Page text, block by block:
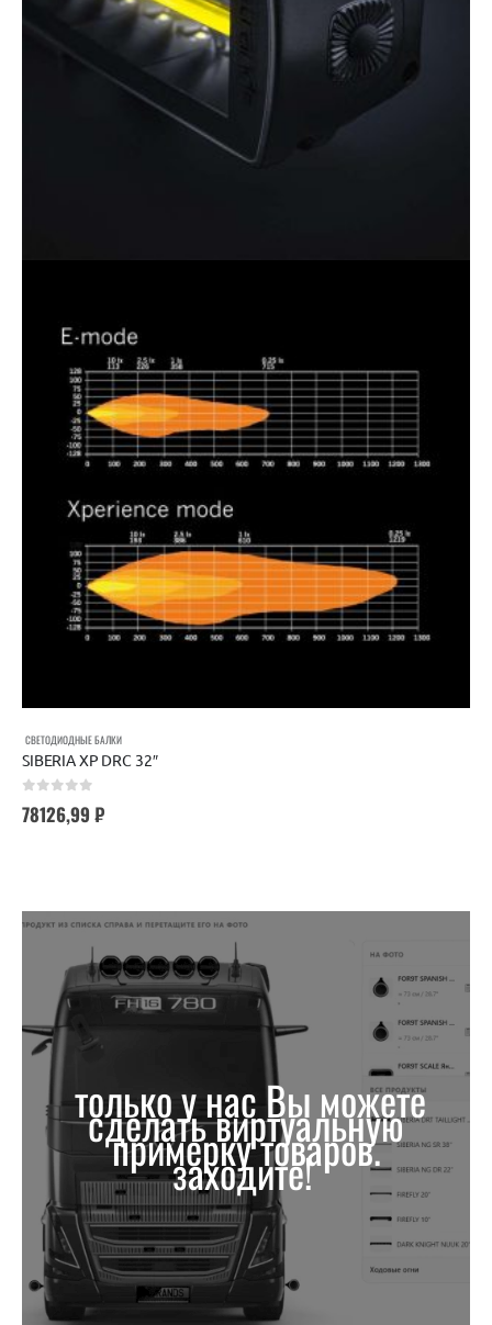
СВЕТОДИОДНЫЕ БАЛКИ
SIBERIA XP DRC 32″
78126,99 ₽
только у нас Вы можете
сделать виртуальную
примерку товаров.
заходите!